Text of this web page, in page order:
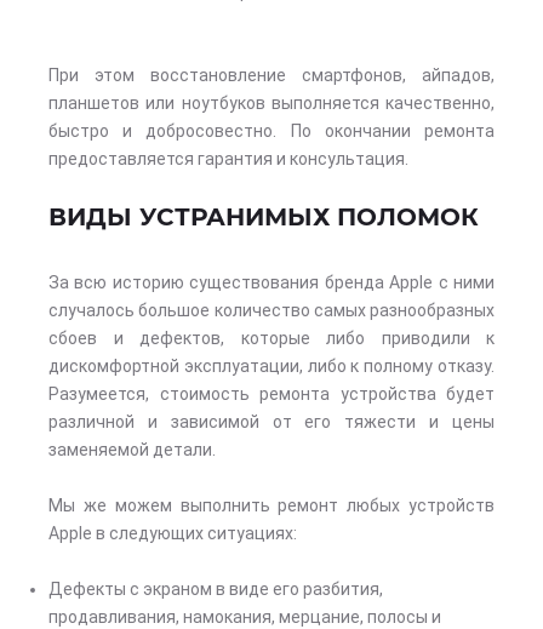
При этом восстановление смартфонов, айпадов,
планшетов или ноутбуков выполняется качественно,
быстро и добросовестно. По окончании ремонта
предоставляется гарантия и консультация.
ВИДЫ УСТРАНИМЫХ ПОЛОМОК
За всю историю существования бренда Apple с ними
случалось большое количество самых разнообразных
сбоев и дефектов, которые либо приводили к
дискомфортной эксплуатации, либо к полному отказу.
Разумеется, стоимость ремонта устройства будет
различной и зависимой от его тяжести и цены
заменяемой детали.
Мы же можем выполнить ремонт любых устройств
Apple в следующих ситуациях:
Дефекты с экраном в виде его разбития,
продавливания, намокания, мерцание, полосы и